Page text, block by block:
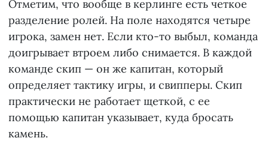
Отметим, что вообще в керлинге есть четкое
разделение ролей. На поле находятся четыре
игрока, замен нет. Если кто-то выбыл, команда
доигрывает втроем либо снимается. В каждой
команде скип — он же капитан, который
определяет тактику игры, и свипперы. Скип
практически не работает щеткой, с ее
помощью капитан указывает, куда бросать
камень.